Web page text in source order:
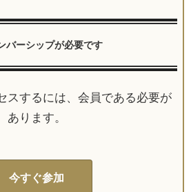
バーシップが必要です
スするには、会員である必要が
あります。
今すぐ参加